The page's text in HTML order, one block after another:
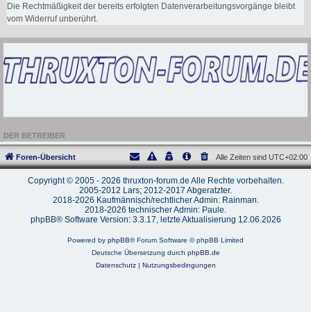
Die Rechtmäßigkeit der bereits erfolgten Datenverarbeitungsvorgänge bleibt
vom Widerruf unberührt.
DER BETREIBER
Foren-Übersicht Alle Zeiten sind UTC+02:00
Copyright © 2005 - 2026 thruxton-forum.de Alle Rechte vorbehalten.
2005-2012 Lars; 2012-2017 Abgeratzter.
2018-2026 Kaufmännisch/rechtlicher Admin: Rainman.
2018-2026 technischer Admin: Paule.
phpBB® Software Version: 3.3.17, letzte Aktualisierung 12.06.2026
Powered by phpBB® Forum Software © phpBB Limited
Deutsche Übersetzung durch phpBB.de
Datenschutz| Nutzungsbedingungen